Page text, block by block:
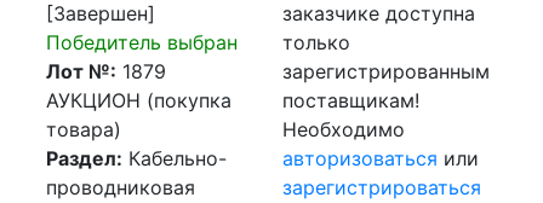
[Завершен]
Победитель выбран
Лот №: 1879
АУКЦИОН (покупка
товара)
Раздел: Кабельно-
проводниковая
заказчике доступна
только
зарегистрированным
поставщикам!
Необходимо
авторизоваться или
зарегистрироваться